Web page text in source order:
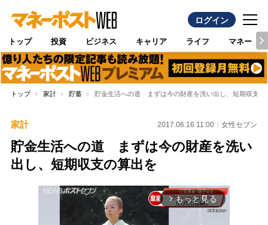
ログイン
トップ 投資 ビジネス キャリア ライフ マネー
トップ 家計 貯蓄 貯金生活への道 まずは今の財産を洗い出し、短期収支の
家計 2017.06.16 11:00 女性セブン
貯金生活への道 まずは今の財産を洗い
出し、短期収支の算出を
arrow_forward_ios もっと見る